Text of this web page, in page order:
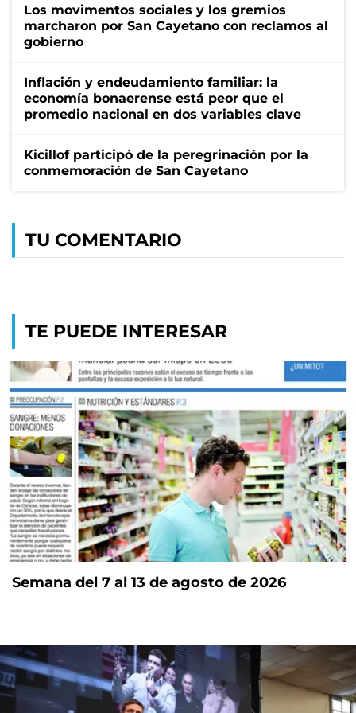
Los movimentos sociales y los gremios
marcharon por San Cayetano con reclamos al
gobierno
Inflación y endeudamiento familiar: la
economía bonaerense está peor que el
promedio nacional en dos variables clave
Kicillof participó de la peregrinación por la
conmemoración de San Cayetano
TU COMENTARIO
TE PUEDE INTERESAR
Semana del 7 al 13 de agosto de 2026